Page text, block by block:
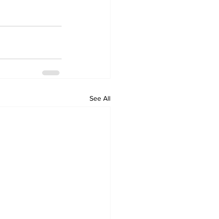
See All